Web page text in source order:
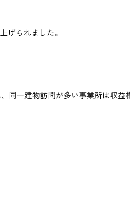
げられました。
同一建物訪問が多い事業所は収